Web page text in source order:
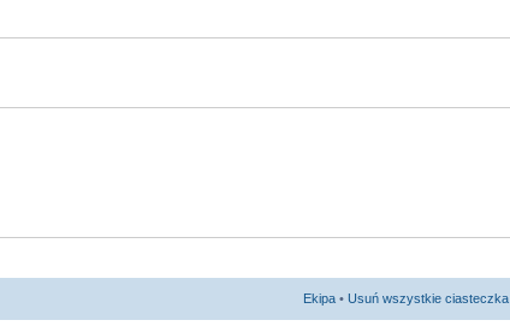
Ekipa • Usuń wszystkie ciasteczka